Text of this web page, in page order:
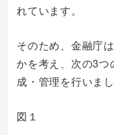
れています。
そのため、金融庁
かを考え、次の3つ
成・管理を行いま
図１